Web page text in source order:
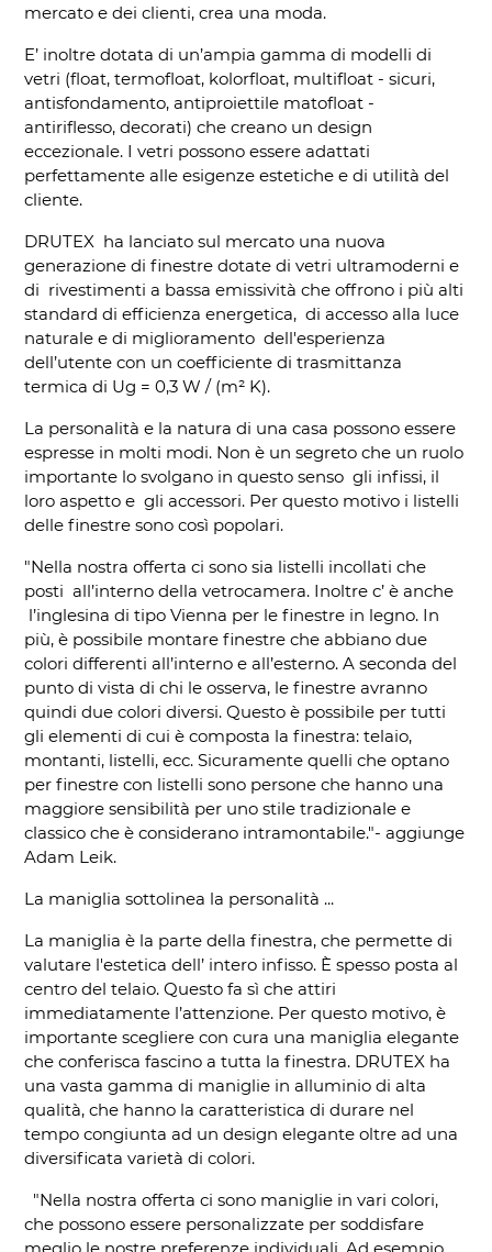
mercato e dei clienti, crea una moda.
E’ inoltre dotata di un’ampia gamma di modelli di
vetri (float, termofloat, kolorfloat, multifloat - sicuri,
antisfondamento, antiproiettile matofloat -
antiriflesso, decorati) che creano un design
eccezionale. I vetri possono essere adattati
perfettamente alle esigenze estetiche e di utilità del
cliente.
DRUTEX ha lanciato sul mercato una nuova
generazione di finestre dotate di vetri ultramoderni e
di rivestimenti a bassa emissività che offrono i più alti
standard di efficienza energetica, di accesso alla luce
naturale e di miglioramento dell'esperienza
dell’utente con un coefficiente di trasmittanza
termica di Ug = 0,3 W / (m² K).
La personalità e la natura di una casa possono essere
espresse in molti modi. Non è un segreto che un ruolo
importante lo svolgano in questo senso gli infissi, il
loro aspetto e gli accessori. Per questo motivo i listelli
delle finestre sono così popolari.
"Nella nostra offerta ci sono sia listelli incollati che
posti all’interno della vetrocamera. Inoltre c’ è anche
l’inglesina di tipo Vienna per le finestre in legno. In
più, è possibile montare finestre che abbiano due
colori differenti all’interno e all’esterno. A seconda del
punto di vista di chi le osserva, le finestre avranno
quindi due colori diversi. Questo è possibile per tutti
gli elementi di cui è composta la finestra: telaio,
montanti, listelli, ecc. Sicuramente quelli che optano
per finestre con listelli sono persone che hanno una
maggiore sensibilità per uno stile tradizionale e
classico che è considerano intramontabile."- aggiunge
Adam Leik.
La maniglia sottolinea la personalità ...
La maniglia è la parte della finestra, che permette di
valutare l'estetica dell’ intero infisso. È spesso posta al
centro del telaio. Questo fa sì che attiri
immediatamente l’attenzione. Per questo motivo, è
importante scegliere con cura una maniglia elegante
che conferisca fascino a tutta la finestra. DRUTEX ha
una vasta gamma di maniglie in alluminio di alta
qualità, che hanno la caratteristica di durare nel
tempo congiunta ad un design elegante oltre ad una
diversificata varietà di colori.
"Nella nostra offerta ci sono maniglie in vari colori,
che possono essere personalizzate per soddisfare